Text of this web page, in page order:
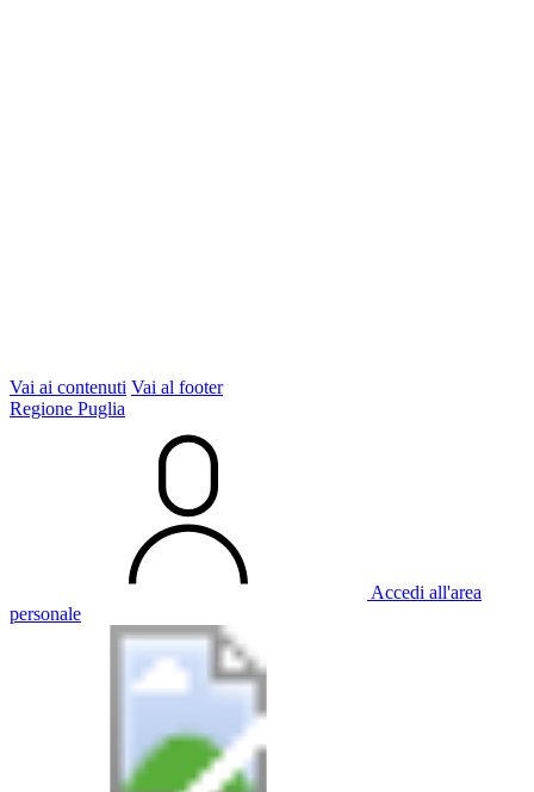
Vai ai contenuti Vai al footer
Regione Puglia
Accedi all'area
personale